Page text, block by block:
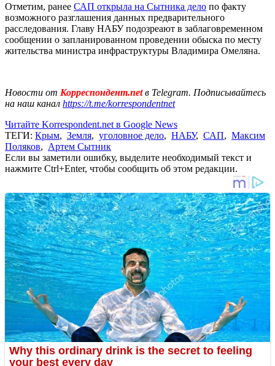
Отметим, ранее САП открыла на Сытника дело по факту
возможного разглашения данных предварительного
расследования. Главу НАБУ подозреают в заблаговременном
сообщении о запланированном проведении обыска по месту
жительства министра инфраструктуры Владимира Омеляна.
Новости от Корреспондент.netв Telegram. Подписывайтесь
на наш канал https://t.me/korrespondentnet
Читайте Korrespondent.net в Google News
ТЕГИ: Крым, Земля, уголовное дело, НАБУ, САП, Максим
Поляков, Артем Сытник
Если вы заметили ошибку, выделите необходимый текст и
нажмите Ctrl+Enter, чтобы сообщить об этом редакции.